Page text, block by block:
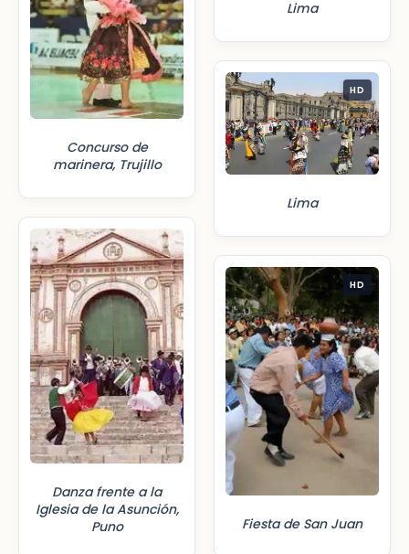
Concurso de
marinera, Trujillo
Danza frente a la
Iglesia de la Asunción,
Puno
Lima
HD
Lima
HD
Fiesta de San Juan